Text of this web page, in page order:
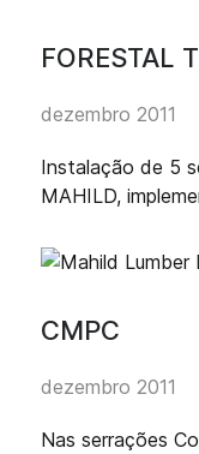
FORESTAL
dezembro 2011
Instalação de 5
MAHILD,
CMPC
dezembro 2011
Nas serrações